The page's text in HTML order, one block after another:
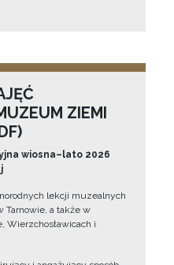
ZIEMI
wiosna–lato 2026
lekcji muzealnych
Tarnowie, a także w
Wierzchosławicach i